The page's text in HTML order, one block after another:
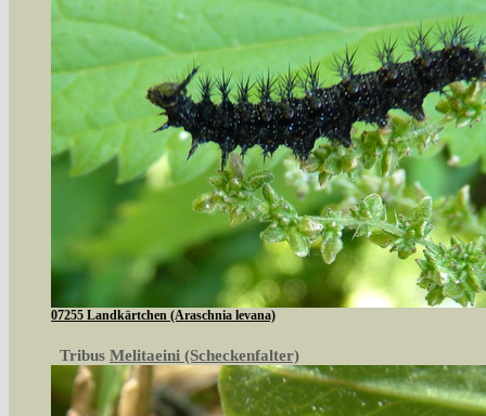
07255 Landkärtchen (Araschnia levana)
Tribus Melitaeini (Scheckenfalter)